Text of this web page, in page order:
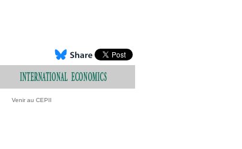
Venir au CEPII